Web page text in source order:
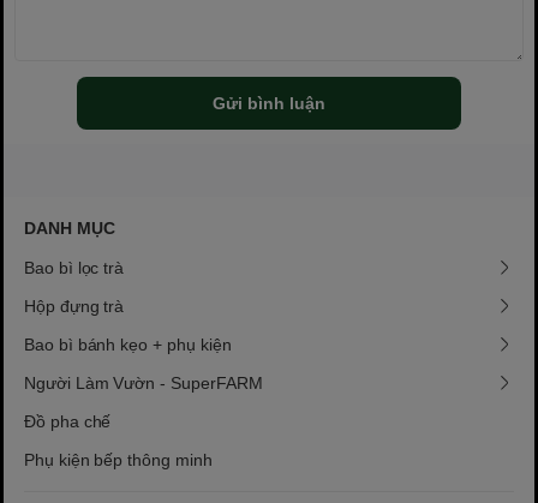
Gửi bình luận
DANH MỤC
Bao bì lọc trà
Hộp đựng trà
Bao bì bánh kẹo + phụ kiện
Người Làm Vườn - SuperFARM
Đồ pha chế
Phụ kiện bếp thông minh